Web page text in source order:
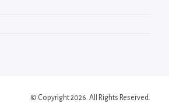
© Copyright 2026. All Rights Reserved.